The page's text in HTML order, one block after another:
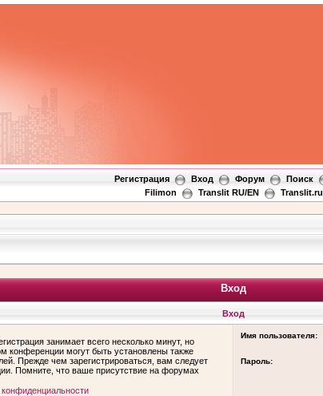
Регистрация Вход Форум Поиск
Filimon
Translit RU/EN Translit.ru
Вход
Вход
занимает всего несколько минут, но
конференции могут быть установлены также
Прежде чем зарегистрироваться, вам следует
Помните, что ваше присутствие на форумах
Имя пользователя:
Пароль: